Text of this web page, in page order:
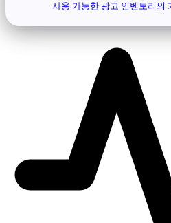
사용 가능한 광고 인벤토리의